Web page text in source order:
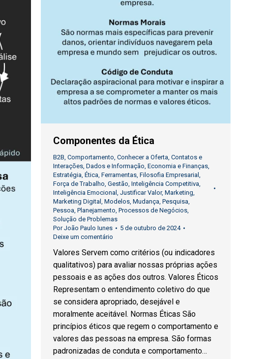
Componentes da Ética
B2B, Comportamento, Conhecer a Oferta, Contatos e
Interações, Dados e Informação, Economia e Finanças,
Estratégia, Ética, Ferramentas, Filosofia Empresarial ,
Força de Trabalho, Gestão, Inteligência Competitiva,
Inteligência Emocional , Justificar Valor, Marketing,
Marketing Digital , Modelos, Mudança, Pesquisa,
Pessoa, Planejamento, Processos de Negócios,
Solução de Problemas
PorJoão Paulo Iunes
5 de outubro de 2024
Deixe um comentário
Valores Servem como critérios (ou indicadores
qualitativos) para avaliar nossas próprias ações
pessoais e as ações dos outros. Valores Éticos
Representam o entendimento coletivo do que
se considera apropriado, desejável e
moralmente aceitável. Normas Éticas São
princípios éticos que regem o comportamento e
valores das pessoas na empresa. São formas
padronizadas de conduta e comportamento…